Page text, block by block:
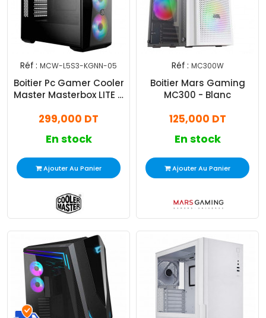
Réf : MCW-L5S3-KGNN-05
Boitier Pc Gamer Cooler
Master Masterbox LITE 5
299,000 DT
En stock
Ajouter Au Panier
Réf : MC300W
Boitier Mars Gaming
MC300 - Blanc
125,000 DT
En stock
Ajouter Au Panier